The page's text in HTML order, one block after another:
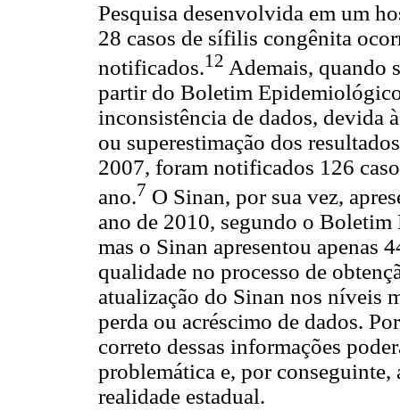
Pesquisa desenvolvida em um
28 casos de sífilis congênita
notificados.12 Ademais, quando
partir do Boletim
inconsistência de dados, devida
ou superestimação dos
2007, foram notificados 126
ano.7 O Sinan, por sua vez,
ano de 2010, segundo o
mas o Sinan apresentou apenas
qualidade no processo de
atualização do Sinan nos níveis
perda ou acréscimo de dados.
correto dessas informações
problemática e, por conseguinte,
realidade estadual.